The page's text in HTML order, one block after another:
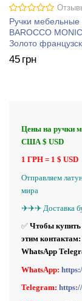
Ручки мебельные
BAROCCO
Золото
45 грн
Цены на ручки
США $ USD
1 ГРН = 1 $ USD
Отправляем
мира
✈️✈️✈️ Доставка
✅ Чтобы купить
этим контактам:
WhatsApp
WhatsApp:
Telegram: